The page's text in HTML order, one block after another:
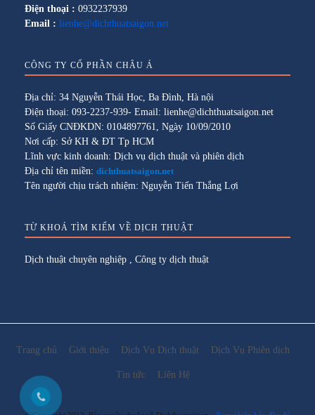
Điện thoại : 0932237939
Email : lienhe@dichthuatsaigon.net
CÔNG TY CỔ PHẦN CHÂU Á
Địa chỉ: 34 Nguyễn Thái Học, Ba Đình, Hà nội
Điện thoại: 093-2237-939- Email: lienhe@dichthuatsaigon.net
Số Giấy CNĐKDN: 0104897761, Ngày 10/09/2010
Nơi cấp: Sở KH & ĐT Tp HCM
Lĩnh vực kinh doanh: Dịch vụ dịch thuật và phiên dịch
Địa chỉ tên miền: dichthuatsaigon.net
Tên người chịu trách nhiệm: Nguyễn Tiến Thắng Lợi
TỪ KHOÁ TÌM KIẾM VỀ DỊCH THUẬT
Dịch thuật chuyên nghiệp Công ty dịch thuật
Trang chủ Giới thiệu Dịch Vụ Dịch thuật Dịch Vụ Phiên dịch
Tin tức Liên Hệ